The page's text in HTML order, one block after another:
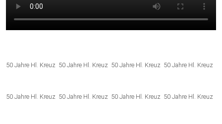
50 Jahre Hl. Kreuz 50 Jahre Hl. Kreuz 50 Jahre Hl. Kreuz 50 Jahre Hl. Kreuz
50 Jahre Hl. Kreuz 50 Jahre Hl. Kreuz 50 Jahre Hl. Kreuz 50 Jahre Hl. Kreuz